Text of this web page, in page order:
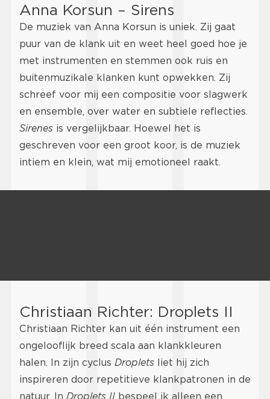
Anna Korsun – Sirens
De muziek van Anna Korsun is uniek. Zij gaat
puur van de klank uit en weet heel goed hoe je
met instrumenten en stemmen ook ruis en
buitenmuzikale klanken kunt opwekken. Zij
schreef voor mij een compositie voor slagwerk
en ensemble, over water en subtiele reflecties.
Sirenes is vergelijkbaar. Hoewel het is
geschreven voor een groot koor, is de muziek
intiem en klein, wat mij emotioneel raakt.
Christiaan Richter: Droplets II
Christiaan Richter kan uit één instrument een
ongelooflijk breed scala aan klankkleuren
halen. In zijn cyclus Droplets liet hij zich
inspireren door repetitieve klankpatronen in de
natuur. In Droplets II bespeel ik alleen een